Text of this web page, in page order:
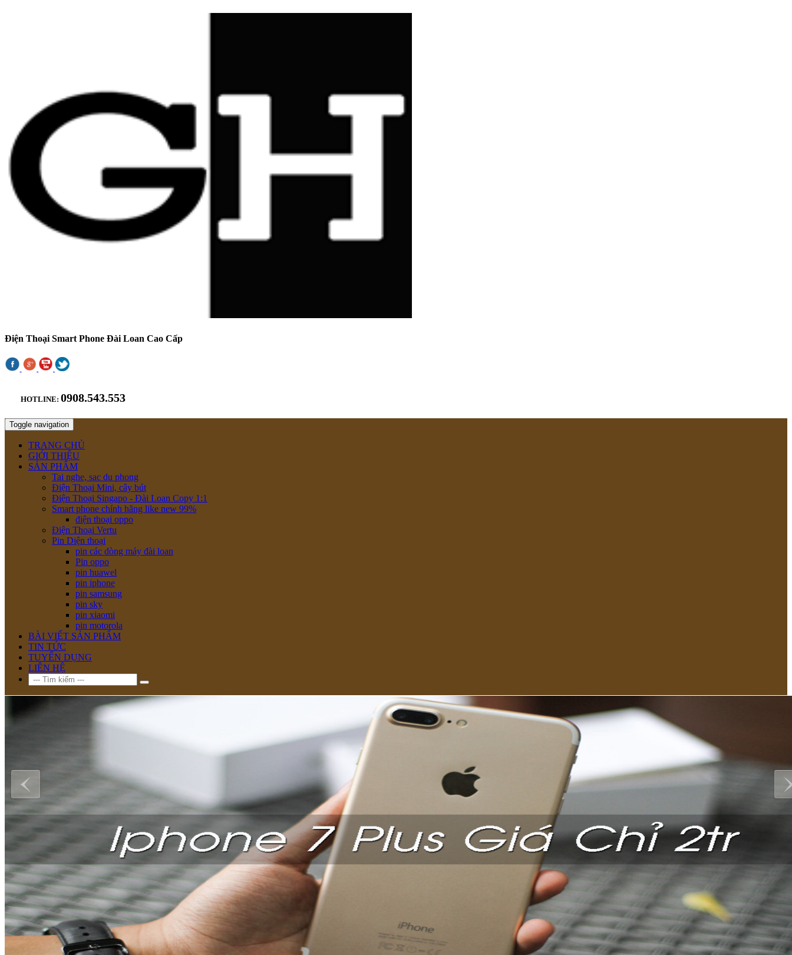
Điện Thoại Smart Phone Đài Loan Cao Cấp
HOTLINE:0908.543.553
Toggle navigation
TRANG CHỦ
GIỚI THIỆU
SẢN PHẨM
Tai nghe, sac du phong
Điện Thoại Mini, cây bút
Điện Thoại Singapo - Đài Loan Copy 1:1
Smart phone chính hãng like new 99%
điện thoại oppo
Điện Thoại Vertu
Pin Diện thoại
pin các dòng máy đài loan
Pin oppo
pin huawel
pin iphone
pin samsung
pin sky
pin xiaomi
pin motorola
BÀI VIẾT SẢN PHẨM
TIN TỨC
TUYỂN DỤNG
LIÊN HỆ